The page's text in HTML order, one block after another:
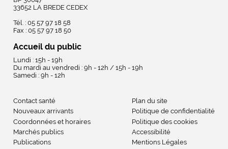
33652 LA BREDE CEDEX
Tél. : 05 57 97 18 58
Fax : 05 57 97 18 50
Accueil du public
Lundi : 15h - 19h
Du mardi au vendredi : 9h - 12h / 15h - 19h
Samedi : 9h - 12h
Contact santé
Nouveaux arrivants
Coordonnées et horaires
Marchés publics
Publications
Plan du site
Politique de confidentialité
Politique des cookies
Accessibilité
Mentions Légales